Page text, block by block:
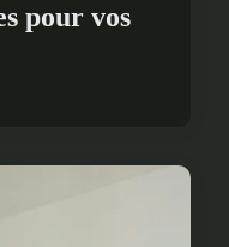
pour vos